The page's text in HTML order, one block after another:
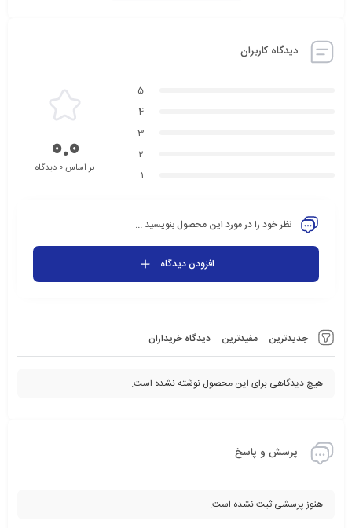
دیدگاه کاربران
جدیدترین مفیدترین دیدگاه خریداران
هیچ دیدگاهی برای این محصول نوشته نشده است.
5
4
3
2
1
0.0بر اساس 0 دیدگاه
نظر خود را در مورد این محصول بنویسید ...
افزودن دیدگاه
پرسش و پاسخ
هنوز پرسشی ثبت نشده است.